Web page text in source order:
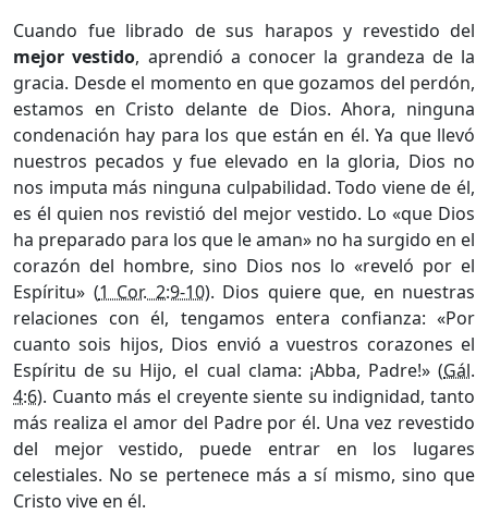
Cuando fue librado de sus harapos y revestido del
mejor vestido, aprendió a conocer la grandeza de la
gracia. Desde el momento en que gozamos del perdón,
estamos en Cristo delante de Dios. Ahora, ninguna
condenación hay para los que están en él. Ya que llevó
nuestros pecados y fue elevado en la gloria, Dios no
nos imputa más ninguna culpabilidad. Todo viene de él,
es él quien nos revistió del mejor vestido. Lo «que Dios
ha preparado para los que le aman» no ha surgido en el
corazón del hombre, sino Dios nos lo «reveló por el
Espíritu» (1 Cor. 2:9-10). Dios quiere que, en nuestras
relaciones con él, tengamos entera confianza: «Por
cuanto sois hijos, Dios envió a vuestros corazones el
Espíritu de su Hijo, el cual clama: ¡Abba, Padre!» (Gál.
4:6). Cuanto más el creyente siente su indignidad, tanto
más realiza el amor del Padre por él. Una vez revestido
del mejor vestido, puede entrar en los lugares
celestiales. No se pertenece más a sí mismo, sino que
Cristo vive en él.